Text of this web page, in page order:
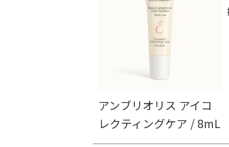
アンブリオリス アイコ
レクティングケア / 8mL